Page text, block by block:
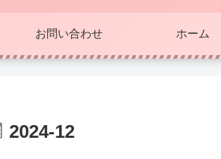
お問い合わせ ホーム
2024-12